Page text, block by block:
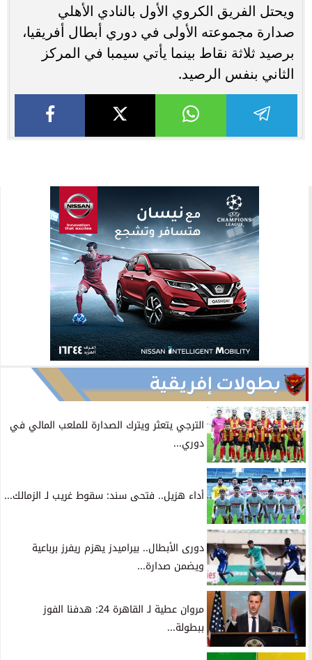
ويحتل الفريق الكروي الأول بالنادي الأهلي
صدارة مجموعته الأولى في دوري أبطال أفريقيا،
برصيد ثلاثة نقاط بينما يأتي سيمبا في المركز
الثاني بنفس الرصيد.
بطولات إفريقية
الترجي يتعثر ويترك الصدارة للملعب المالي في
دوري...
أداء هزيل.. فتحى سند: سقوط غريب لـ الزمالك...
دورى الأبطال.. بيراميدز يهزم ريفرز برباعية
ويضمن صدارة...
مروان عطية لـ القاهرة 24: هدفنا الفوز
ببطولة...